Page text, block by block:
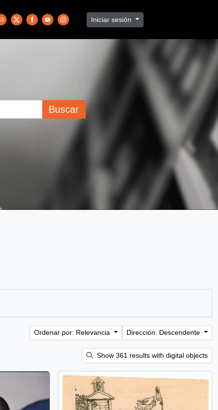
Iniciar sesión
Buscar
Ordenar por: Relevancia Dirección: Descendente
Show 361 results with digital objects